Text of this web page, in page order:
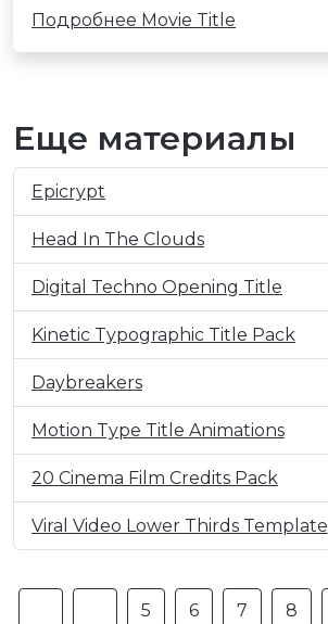
Подробнее Movie Title
Еще материалы
Epicrypt
Head In The Clouds
Digital Techno Opening Title
Kinetic Typographic Title Pack
Daybreakers
Motion Type Title Animations
20 Cinema Film Credits Pack
Viral Video Lower Thirds Template
5 6 7 8